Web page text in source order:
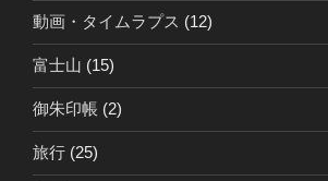
動画・タイムラプス (12)
富士山 (15)
御朱印帳 (2)
旅行 (25)